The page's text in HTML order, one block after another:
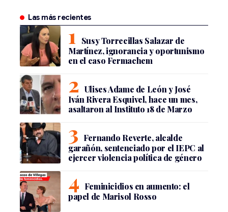
Las más recientes
Susy Torrecillas Salazar de
Martínez, ignorancia y oportunismo
en el caso Fermachem
Ulises Adame de León y José
Iván Rivera Esquivel, hace un mes,
asaltaron al Instituto 18 de Marzo
Fernando Reverte, alcalde
garañón, sentenciado por el IEPC al
ejercer violencia política de género
Feminicidios en aumento: el
papel de Marisol Rosso